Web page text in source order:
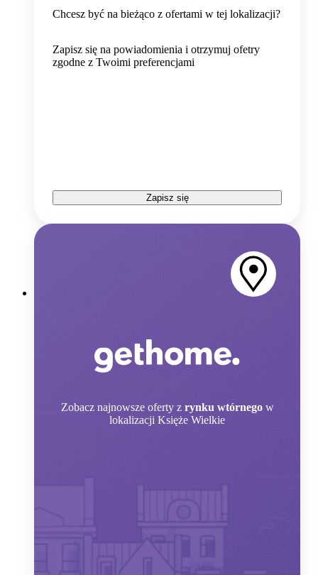
Chcesz być na bieżąco z ofertami w tej lokalizacji?
Zapisz się na powiadomienia i otrzymuj ofetry
zgodne z Twoimi preferencjami
Zapisz się
Zobacz najnowsze oferty z rynku wtórnego w
lokalizacji Księże Wielkie